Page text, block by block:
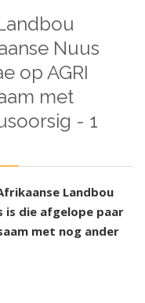
Nuus
op AGRI
met
- 1
Landbou
is die afgelope paar
met nog ander